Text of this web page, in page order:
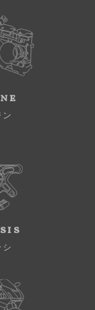
ン
シ